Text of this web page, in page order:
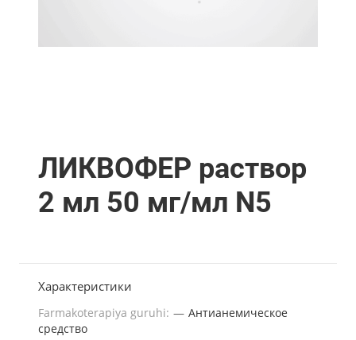
ЛИКВОФЕР раствор
2 мл 50 мг/мл N5
Характеристики
Farmakoterapiya guruhi: — Aнтианемическое
средство